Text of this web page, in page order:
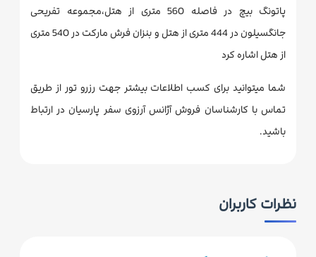
پاتونگ بیچ در فاصله 560 متری از هتل،مجموعه تفریحی
جانگسیلون در 444 متری از هتل و بنزان فرش مارکت در 540 متری
از هتل اشاره کرد
شما میتوانید برای کسب اطلاعات بیشتر جهت رزرو تور از طریق
تماس با کارشناسان فروش آژانس آرزوی سفر پارسیان در ارتباط
باشید.
نظرات کاربران